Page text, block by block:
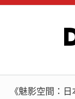
《魅影空間：